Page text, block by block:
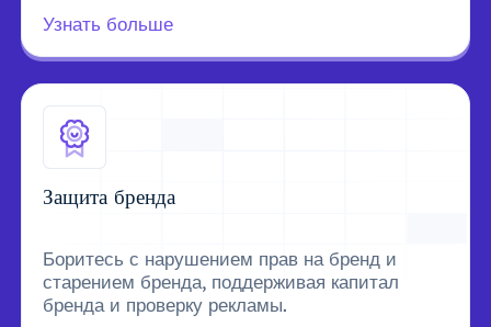
Узнать больше
Защита бренда
Боритесь с нарушением прав на бренд и
старением бренда, поддерживая капитал
бренда и проверку рекламы.